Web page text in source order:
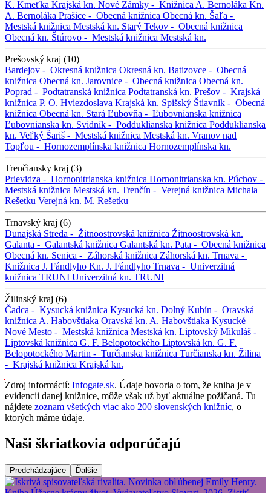
K. Kmeťka Krajská kn. Nové Zámky - Knižnica A. Bernoláka Kn.
A. Bernoláka Prašice - Obecná knižnica Obecná kn. Šaľa -
Mestská knižnica Mestská kn. Starý Tekov - Obecná knižnica
Obecná kn. Štúrovo - Mestská knižnica Mestská kn.
Prešovský kraj (10)
Bardejov - Okresná knižnica Okresná kn. Batizovce - Obecná
knižnica Obecná kn. Jarovnice - Obecná knižnica Obecná kn.
Poprad - Podtatranská knižnica Podtatranská kn. Prešov - Krajská
knižnica P. O. Hviezdoslava Krajská kn. Spišský Štiavnik - Obecná
knižnica Obecná kn. Stará Ľubovňa - Ľubovnianska knižnica
Ľubovnianska kn. Svidník - Podduklianska knižnica Podduklianska
kn. Veľký Šariš - Mestská knižnica Mestská kn. Vranov nad
Topľou - Hornozemplínska knižnica Hornozemplínska kn.
Trenčiansky kraj (3)
Prievidza - Hornonitrianska knižnica Hornonitrianska kn. Púchov -
Mestská knižnica Mestská kn. Trenčín - Verejná knižnica Michala
Rešetku Verejná kn. M. Rešetku
Trnavský kraj (6)
Dunajská Streda - Žitnoostrovská knižnica Žitnoostrovská kn.
Galanta - Galantská knižnica Galantská kn. Pata - Obecná knižnica
Obecná kn. Senica - Záhorská knižnica Záhorská kn. Trnava -
Knižnica J. Fándlyho Kn. J. Fándlyho Trnava - Univerzitná
knižnica TRUNI Univerzitná kn. TRUNI
Žilinský kraj (6)
Čadca - Kysucká knižnica Kysucká kn. Dolný Kubín - Oravská
knižnica A. Habovštiaka Oravská kn. A. Habovštiaka Kysucké
Nové Mesto - Mestská knižnica Mestská kn. Liptovský Mikuláš -
Liptovská knižnica G. F. Belopotockého Liptovská kn. G. F.
Belopotockého Martin - Turčianska knižnica Turčianska kn. Žilina
- Krajská knižnica Krajská kn.
Zdroj informácií: Infogate.sk. Údaje hovoria o tom, že kniha je v
evidencii danej knižnice, môže však už byť aktuálne požičaná. Tu
nájdete zoznam všetkých viac ako 200 slovenských knižníc, o
ktorých máme údaje.
Naši škriatkovia odporúčajú
Predchádzajúce Ďalšie